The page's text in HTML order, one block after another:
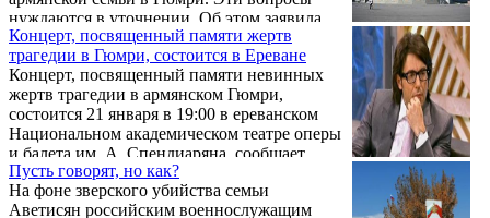
нуждаются в уточнении. Об этом заявила
журналистам 20 января советник
председателя Следственного комитета
Армении Сона Трузян, выйдя из 102-й
российской базы в Гюмри, где она побывала
вместе с руководителями Следственных
комитетов Армении и России Агваном
Овсепяном и Александром Бастрыкиным.
Концерт, посвященный памяти жертв
трагедии в Гюмри, состоится в Ереване
Концерт, посвященный памяти невинных
жертв трагедии в армянском Гюмри,
состоится 21 января в 19:00 в ереванском
Национальном академическом театре оперы
и балета им .А. Спендиаряна, сообщает
пресс-служба Фонда поддержки оперы.
Пусть говорят, но как?
На фоне зверского убийства семьи
Аветисян российским военнослужащим